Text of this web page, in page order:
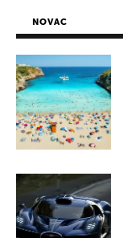
NOVAC